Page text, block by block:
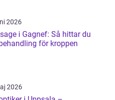
2026
i Gagnef: Så hittar du
för kroppen
2026